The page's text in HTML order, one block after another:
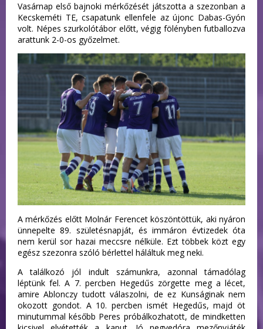
Vasárnap első bajnoki mérkőzését játszotta a szezonban a
Kecskeméti TE, csapatunk ellenfele az újonc Dabas-Gyón
volt. Népes szurkolótábor előtt, végig fölényben futballozva
arattunk 2-0-os győzelmet.
A mérkőzés előtt Molnár Ferencet köszöntöttük, aki nyáron
ünnepelte 89. születésnapját, és immáron évtizedek óta
nem kerül sor hazai meccsre nélküle. Ezt többek közt egy
egész szezonra szóló bérlettel háláltuk meg neki.
A találkozó jól indult számunkra, azonnal támadólag
léptünk fel. A 7. percben Hegedűs zörgette meg a lécet,
amire Ablonczy tudott válaszolni, de ez Kunságinak nem
okozott gondot. A 10. percben ismét Hegedűs, majd öt
minutummal később Peres próbálkozhatott, de mindketten